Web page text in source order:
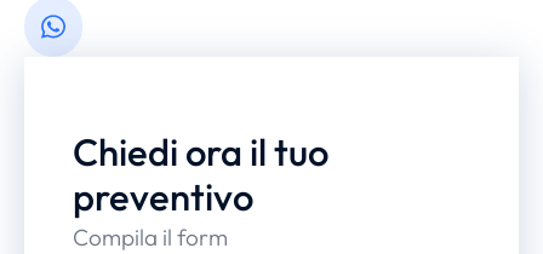
Chiedi ora il tuo
preventivo
Compila il form